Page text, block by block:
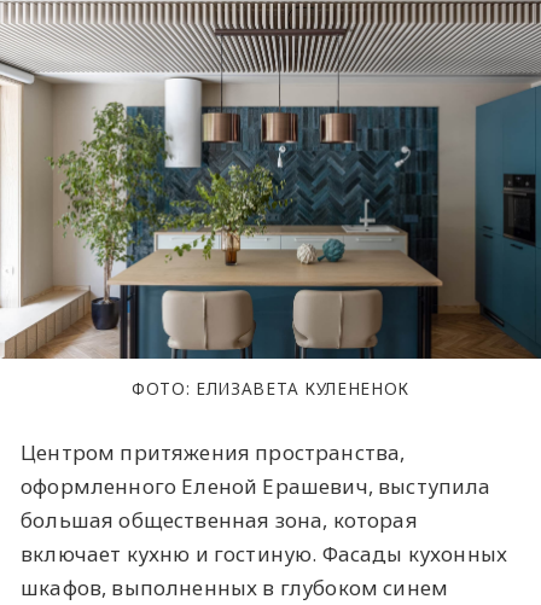
ФОТО: ЕЛИЗАВЕТА КУЛЕНЕНОК
Центром притяжения пространства,
оформленного Еленой Ерашевич, выступила
большая общественная зона, которая
включает кухню и гостиную. Фасады кухонных
шкафов, выполненных в глубоком синем